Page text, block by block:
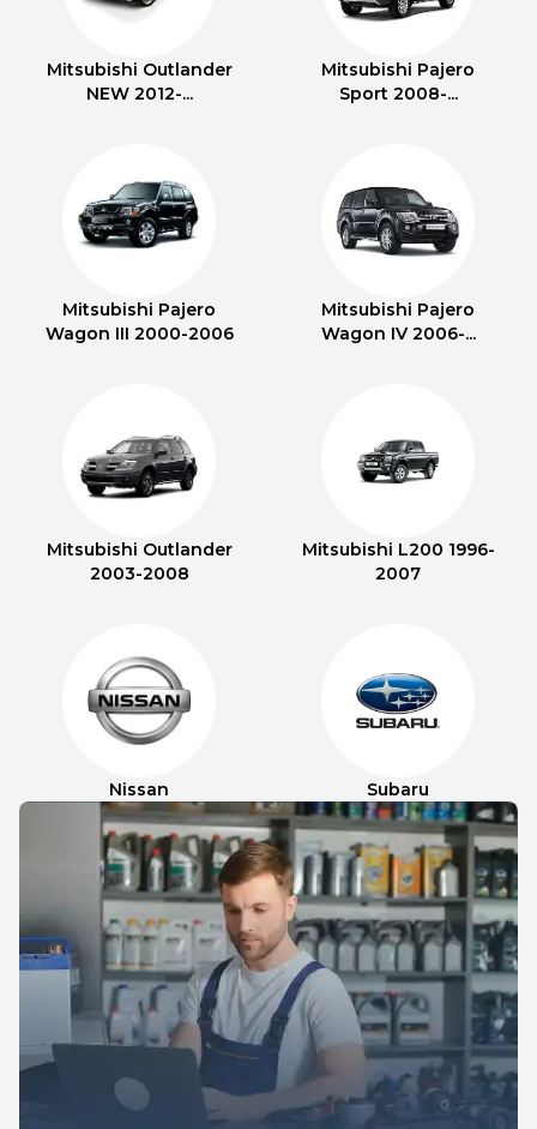
Mitsubishi Outlander
NEW 2012-...
Mitsubishi Pajero
Sport 2008-...
Mitsubishi Pajero
Wagon III 2000-2006
Mitsubishi Pajero
Wagon IV 2006-...
Mitsubishi Outlander
2003-2008
Mitsubishi L200 1996-
2007
Nissan Subaru